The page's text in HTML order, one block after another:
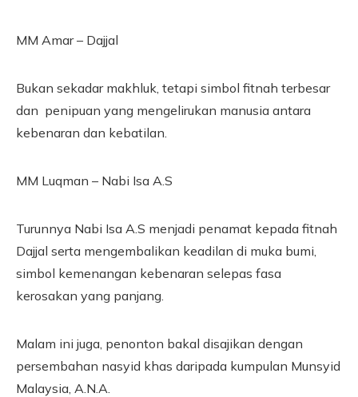
MM Amar – Dajjal
Bukan sekadar makhluk, tetapi simbol fitnah terbesar
dan penipuan yang mengelirukan manusia antara
kebenaran dan kebatilan.
MM Luqman – Nabi Isa A.S
Turunnya Nabi Isa A.S menjadi penamat kepada fitnah
Dajjal serta mengembalikan keadilan di muka bumi,
simbol kemenangan kebenaran selepas fasa
kerosakan yang panjang.
Malam ini juga, penonton bakal disajikan dengan
persembahan nasyid khas daripada kumpulan Munsyid
Malaysia, A.N.A.